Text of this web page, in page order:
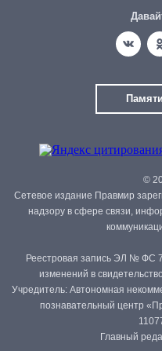
©
Сетевое издание Правмир
надзору в сфере связи,
Реестровая запись ЭЛ № ФС
изменений в
Учредитель: Автономная
познавательный центр
Главный